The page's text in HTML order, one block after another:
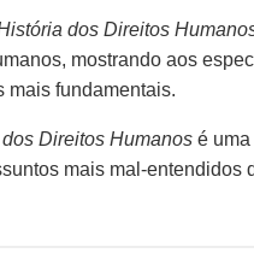
dos Direitos
mostrando aos
mais fundamentais.
Direitos Humanos é
mais mal-entendidos